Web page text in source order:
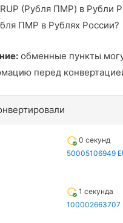
(Рубля ПМР) в Рубли
ПМР в Рублях России?
обменные пункты
перед
0 секунд
50005106949
1 секунда
100002663707